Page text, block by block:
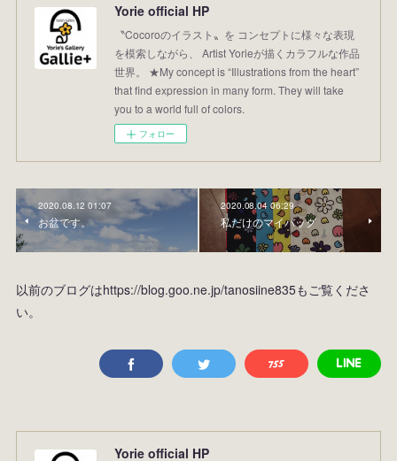
Yorie official HP
〝Cocoroのイラスト〟を コンセプトに様々な表現
を模索しながら、 Artist Yorieが描くカラフルな作品
世界。 ★My concept is “Illustrations from the heart”
that find expression in many form. They will take
you to a world full of colors.
フォロー
2020.08.12 01:07
お盆です。
2020.08.04 06:29
私だけのマイバッグ
以前のブログはhttps://blog.goo.ne.jp/tanosiine835もご覧くださ
い。
Yorie official HP